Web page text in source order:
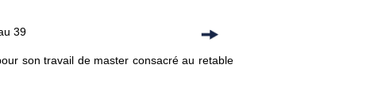
39
son travail de master consacré au retable